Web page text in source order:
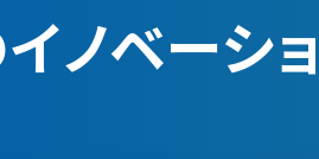
ノベーシ